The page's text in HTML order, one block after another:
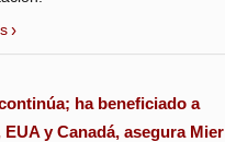
ha beneficiado a
EUA y Canadá, asegura Mier